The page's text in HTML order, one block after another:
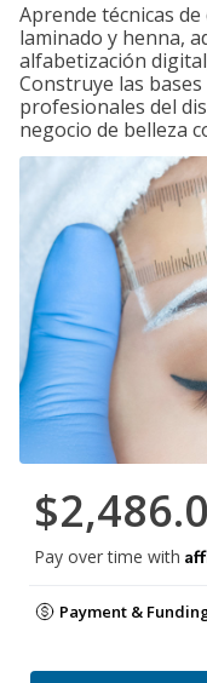
Aprende técnicas
laminado y henna,
alfabetización
Construye las
profesionales del
negocio de belleza
Pay over time with
Payment &